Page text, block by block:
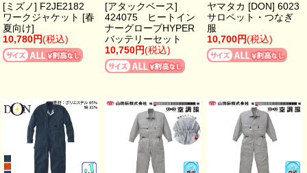
[ミズノ] F2JE2182
ワークジャケット [春
夏向け]
10,780円(税込)
[アタックベース]
424075 ヒートイン
ナーグローブHYPER
バッテリーセット
10,750円(税込)
ヤマタカ [DON] 6023
サロペット・つなぎ
服
10,700円(税込)